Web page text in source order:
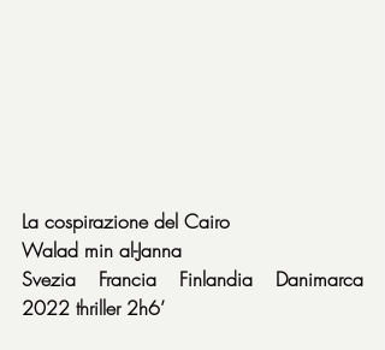
La cospirazione del Cairo
Walad min al-Janna
Svezia Francia Finlandia Danimarca
2022 thriller 2h6’